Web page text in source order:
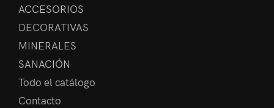
ACCESORIOS
DECORATIVAS
MINERALES
SANACIÓN
Todo el catálogo
Contacto